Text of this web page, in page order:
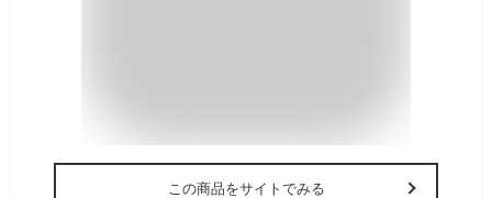
この商品をサイトでみる